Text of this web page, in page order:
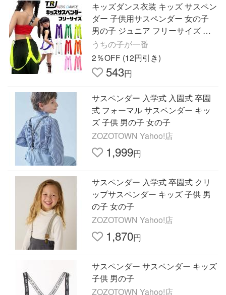
キッズダンス衣装 キッズ サスペン
ダー 子供用サスペンダー 女の子
男の子 ジュニア フリーサイズ ネ
オンカラー 金具 カジュアル かわ
いい 人気 ヒップホップ
うちの子が一番
2％OFF (12円引き)
543円
サスペンダー 入学式 入園式 卒園
式 フォーマル サスペンダー キッ
ズ 子供 男の子 女の子
ZOZOTOWN Yahoo!店
1,999円
サスペンダー 入学式 卒園式 クリ
ップサスペンダー キッズ 子供 男
の子 女の子
ZOZOTOWN Yahoo!店
1,870円
サスペンダー サスペンダー キッズ
子供 男の子
ZOZOTOWN Yahoo!店